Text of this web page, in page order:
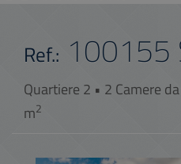
Ref.: 100155
Quartiere 2 • 2 Camere
m2